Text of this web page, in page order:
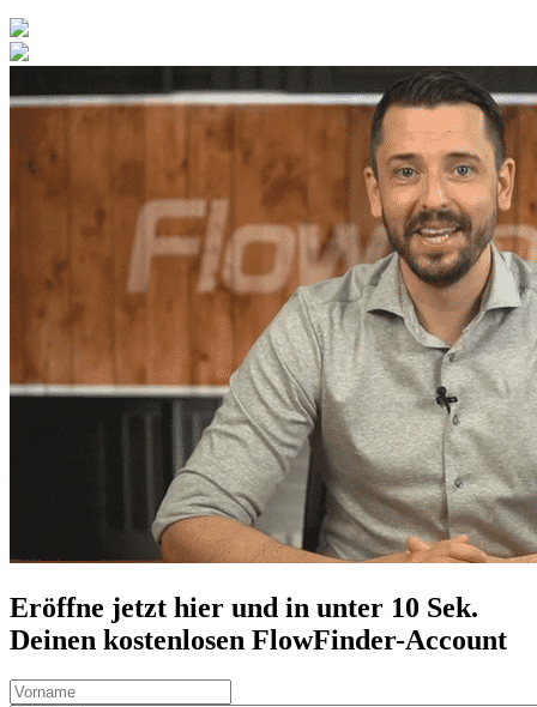
Eröffne jetzt hier und in unter 10 Sek.
Deinen kostenlosen FlowFinder-Account